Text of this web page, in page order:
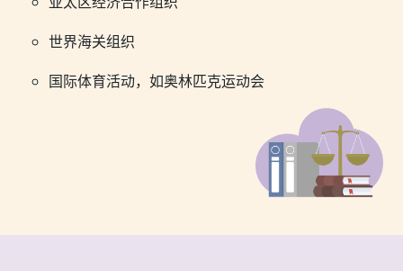
世界海关组织
国际体育活动，如奥林匹克运动会